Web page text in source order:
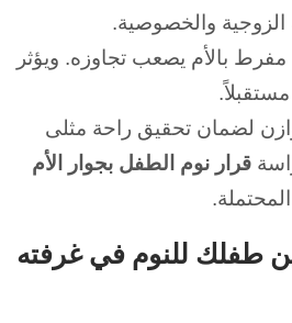
يؤثر
لضمان تحقيق راحة مثلى
قرار نوم الطفل بجوار الأم
طفلك للنوم في غرفته